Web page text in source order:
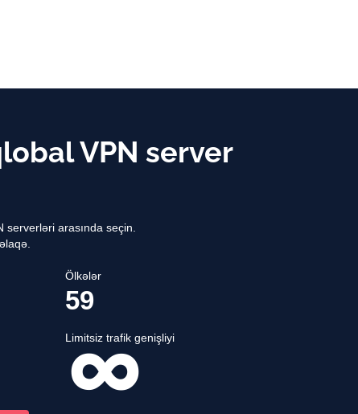
VPN server
arasında seçin.
Ölkələr
59
Limitsiz trafik genişliyi